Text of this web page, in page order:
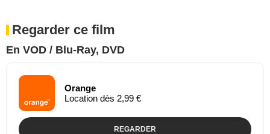
Regarder ce film
En VOD / Blu-Ray, DVD
Orange
Location dès 2,99 €
REGARDER